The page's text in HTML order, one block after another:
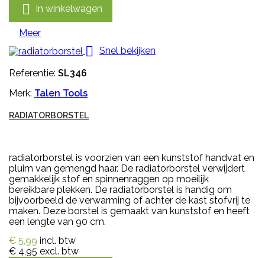
 In winkelwagen
Meer
 Snel bekijken
Referentie: SL346
Merk: Talen Tools
RADIATORBORSTEL
radiatorborstel is voorzien van een kunststof handvat en
pluim van gemengd haar. De radiatorborstel verwijdert
gemakkelijk stof en spinnenraggen op moeilijk
bereikbare plekken. De radiatorborstel is handig om
bijvoorbeeld de verwarming of achter de kast stofvrij te
maken. Deze borstel is gemaakt van kunststof en heeft
een lengte van 90 cm.
€ 5,99 incl. btw
€ 4,95 excl. btw